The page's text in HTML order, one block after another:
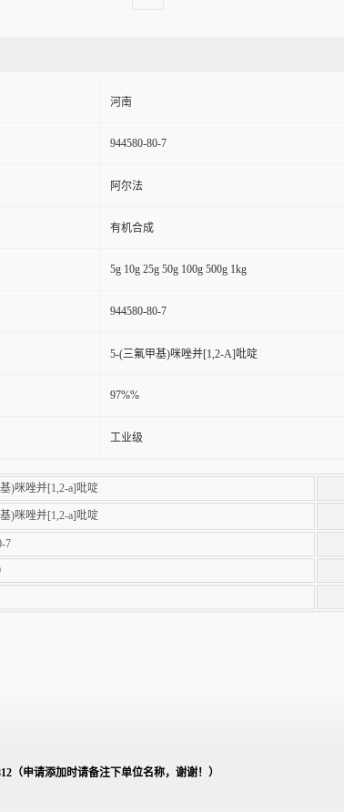
河南
944580-80-7
阿尔法
有机合成
5g 10g 25g 50g 100g 500g 1kg
944580-80-7
5-(三氟甲基)咪唑并[1,2-A]吡啶
97%%
工业级
)咪唑并[1,2-a]吡啶
)咪唑并[1,2-a]吡啶
7
（申请添加时请备注下单位名称，谢谢！）